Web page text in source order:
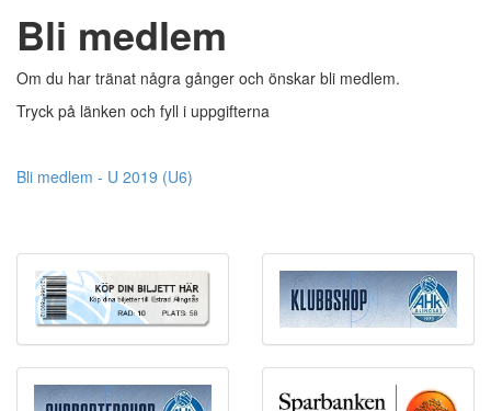
Bli medlem
Om du har tränat några gånger och önskar bli medlem.
Tryck på länken och fyll i uppgifterna
Bli medlem - U 2019 (U6)